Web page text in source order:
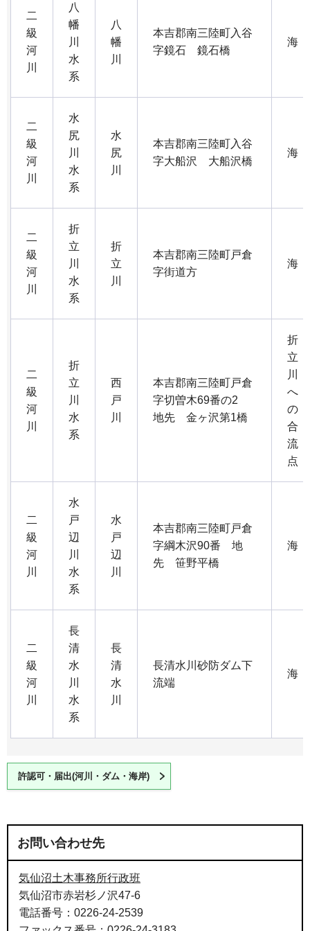
二
級
河
川
八
幡
川
水
系
八
幡
川
本吉郡南三陸町入谷
字鏡石 鏡石橋
海
二
級
河
川
水
尻
川
水
系
水
尻
川
本吉郡南三陸町入谷
字大船沢 大船沢橋
海
二
級
河
川
折
立
川
水
系
折
立
川
本吉郡南三陸町戸倉
字街道方
海
二
級
河
川
折
立
川
水
系
西
戸
川
本吉郡南三陸町戸倉
字切曽木69番の2
地先 金ヶ沢第1橋
折
立
川
へ
の
合
流
点
二
級
河
川
水
戸
辺
川
水
系
水
戸
辺
川
本吉郡南三陸町戸倉
字綱木沢90番 地
先 笹野平橋
海
二
級
河
川
長
清
水
川
水
系
長
清
水
川
長清水川砂防ダム下
流端
海
許認可・届出(河川・ダム・海岸)
お問い合わせ先
気仙沼土木事務所行政班
気仙沼市赤岩杉ノ沢47-6
電話番号：0226-24-2539